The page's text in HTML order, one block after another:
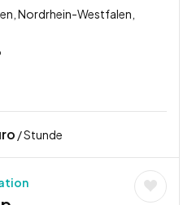
Nordrhein-Westfalen,
/ Stunde